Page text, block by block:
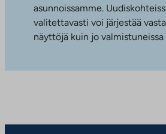
asunnoissamme.
valitettavasti voi järjestää
näyttöjä kuin jo valmistuneissa